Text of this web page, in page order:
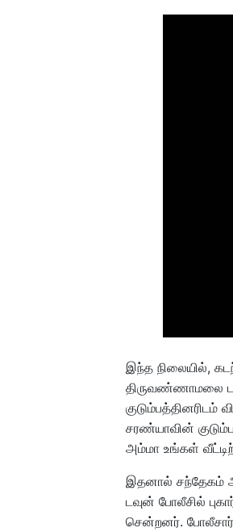
இந்த நிலையில்,
திருவண்ணாமலை
சரண்யாவின்
அம்மா உங்கள்
இதனால் சந்தேகம்
டவுன் போலீசில்
சென்றனர். போலீசார்